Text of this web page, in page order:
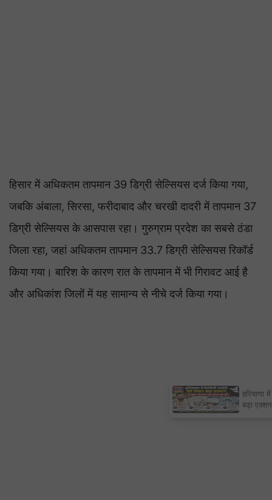
हिसार में अधिकतम तापमान 39 डिग्री सेल्सियस दर्ज किया गया,
जबकि अंबाला, सिरसा, फरीदाबाद और चरखी दादरी में तापमान 37
डिग्री सेल्सियस के आसपास रहा। गुरुग्राम प्रदेश का सबसे ठंडा
जिला रहा, जहां अधिकतम तापमान 33.7 डिग्री सेल्सियस रिकॉर्ड
किया गया। बारिश के कारण रात के तापमान में भी गिरावट आई है
और अधिकांश जिलों में यह सामान्य से नीचे दर्ज किया गया।
हरियाणा में फैमिली आईडी को लेकर
बड़ा एक्शन, सरकार खंगाल रही लोगों